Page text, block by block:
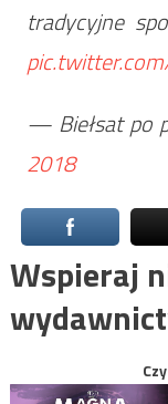
tradycyjne
— Biełsat po
2018
Wspieraj